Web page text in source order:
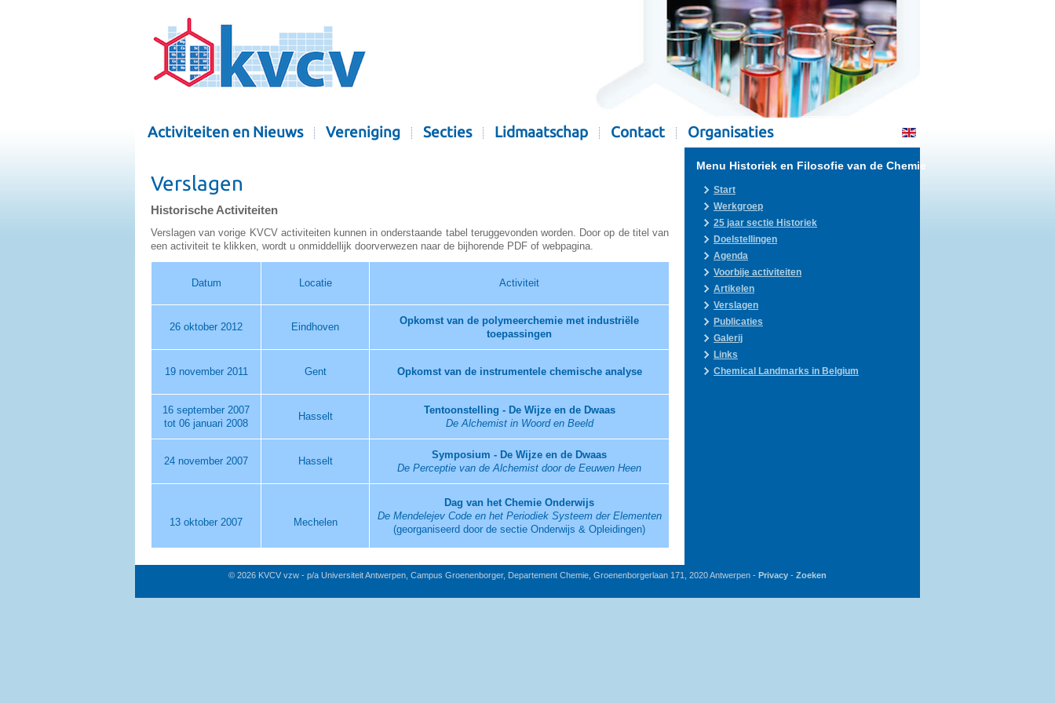
Activiteiten en Nieuws Vereniging Secties Lidmaatschap Contact Organisaties
Verslagen
Historische Activiteiten
Verslagen van vorige KVCV activiteiten kunnen in onderstaande tabel teruggevonden worden. Door op de titel van
een activiteit te klikken, wordt u onmiddellijk doorverwezen naar de bijhorende PDF of webpagina.
Datum Locatie Activiteit
26 oktober 2012 Eindhoven
Opkomst van de polymeerchemie met industriële
toepassingen
19 november 2011 Gent Opkomst van de instrumentele chemische analyse
16 september 2007
tot 06 januari 2008
Hasselt
Tentoonstelling - De Wijze en de Dwaas
De Alchemist in Woord en Beeld
24 november 2007 Hasselt
Symposium - De Wijze en de Dwaas
De Perceptie van de Alchemist door de Eeuwen Heen
13 oktober 2007 Mechelen
Dag van het Chemie Onderwijs
De Mendelejev Code en het Periodiek Systeem der Elementen
(georganiseerd door de sectie Onderwijs & Opleidingen)
Menu Historiek en Filosofie van de Chemie
Start
Werkgroep
25 jaar sectie Historiek
Doelstellingen
Agenda
Voorbije activiteiten
Artikelen
Verslagen
Publicaties
Galerij
Links
Chemical Landmarks in Belgium
© 2026 KVCV vzw - p/a Universiteit Antwerpen, Campus Groenenborger, Departement Chemie, Groenenborgerlaan 171, 2020 Antwerpen - Privacy - Zoeken